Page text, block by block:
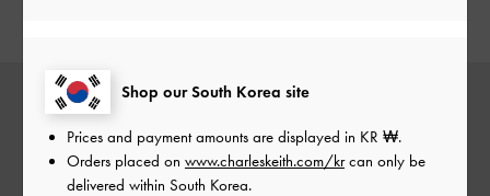
Shop our South Korea site
Prices and payment amounts are displayed in KR ₩.
Orders placed on www.charleskeith.com/krcan only be
delivered within South Korea.